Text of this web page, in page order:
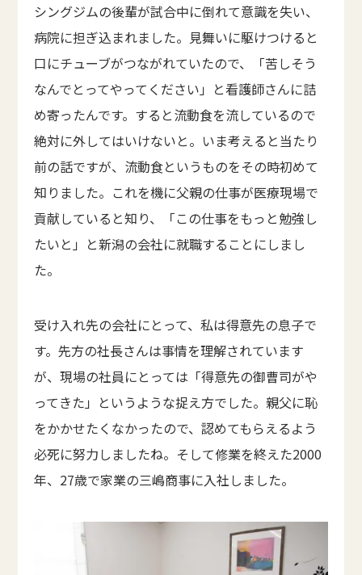
シングジムの後輩が試合中に倒れて意識を失い、
病院に担ぎ込まれました。見舞いに駆けつけると
口にチューブがつながれていたので、「苦しそう
なんでとってやってください」と看護師さんに詰
め寄ったんです。すると流動食を流しているので
絶対に外してはいけないと。いま考えると当たり
前の話ですが、流動食というものをその時初めて
知りました。これを機に父親の仕事が医療現場で
貢献していると知り、「この仕事をもっと勉強し
たいと」と新潟の会社に就職することにしまし
た。
受け入れ先の会社にとって、私は得意先の息子で
す。先方の社長さんは事情を理解されています
が、現場の社員にとっては「得意先の御曹司がや
ってきた」というような捉え方でした。親父に恥
をかかせたくなかったので、認めてもらえるよう
必死に努力しましたね。そして修業を終えた2000
年、27歳で家業の三嶋商事に入社しました。